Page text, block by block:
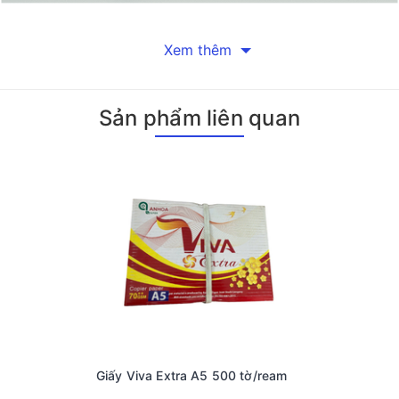
trường. Nguyên liệu sản xuất được tái chế và hoàn toàn
các loại máy in cũng là một lợi thế lớn. Bạn sẽ không phải lo
Xem thêm
Sản phẩm liên quan
Giấy Viva Extra A5 500 tờ/ream